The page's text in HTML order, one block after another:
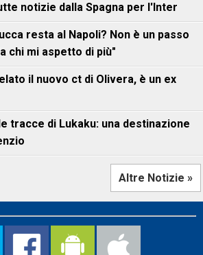
notizie dalla Spagna per l'Inter
resta al Napoli? Non è un passo
chi mi aspetto di più"
il nuovo ct di Olivera, è un ex
tracce di Lukaku: una destinazione
Altre Notizie »